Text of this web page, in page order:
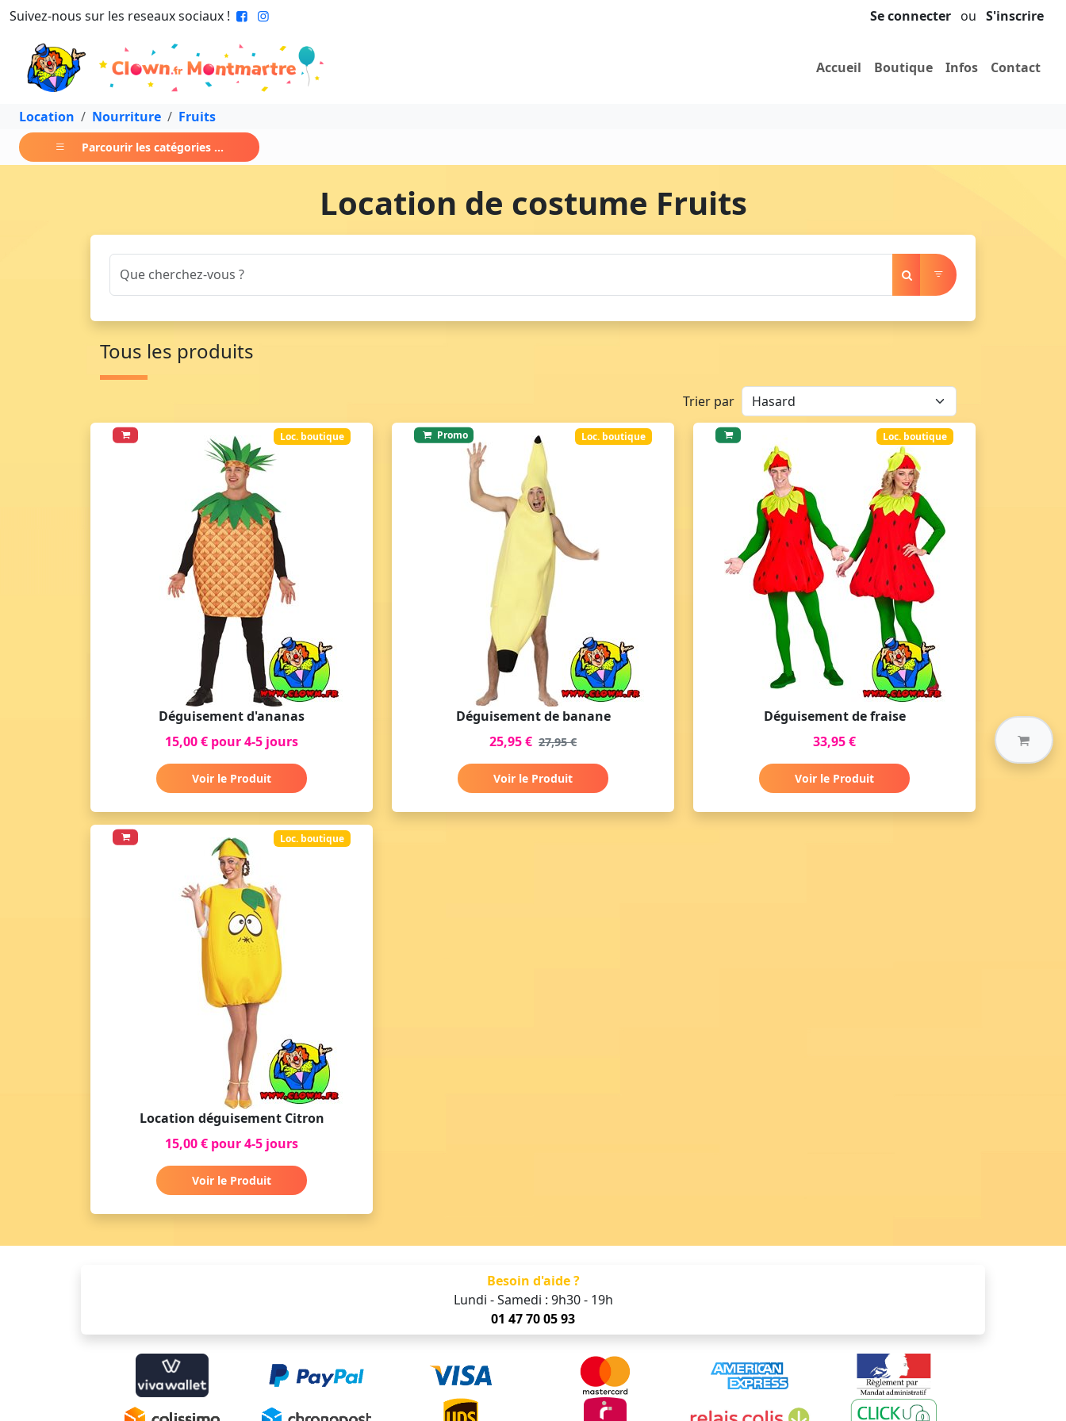
Suivez-nous sur les reseaux sociaux ! Se connecter ou S'inscrire
Accueil Boutique Infos Contact
Location Nourriture Fruits
Parcourir les catégories ...
Location de costume Fruits
Tous les produits
Trier par
Loc. boutique
Déguisement d'ananas
15,00 € pour 4-5 jours
Voir le Produit
Promo Loc. boutique
Déguisement de banane
25,95 € 27,95 €
Voir le Produit
Loc. boutique
Déguisement de fraise
33,95 €
Voir le Produit
Loc. boutique
Location déguisement Citron
15,00 € pour 4-5 jours
Voir le Produit
Besoin d'aide ?
Lundi - Samedi : 9h30 - 19h
01 47 70 05 93